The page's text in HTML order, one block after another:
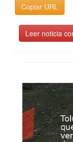
Copiar URL
Leer noticia